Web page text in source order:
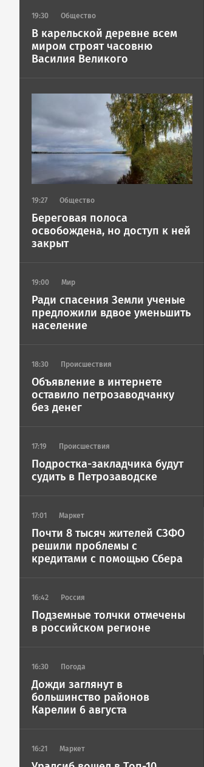
19:30 Общество
В карельской деревне всем
миром строят часовню
Василия Великого
19:27 Общество
Береговая полоса
освобождена, но доступ к ней
закрыт
19:00 Мир
Ради спасения Земли ученые
предложили вдвое уменьшить
население
18:30 Происшествия
Объявление в интернете
оставило петрозаводчанку
без денег
17:19 Происшествия
Подростка-закладчика будут
судить в Петрозаводске
17:01 Маркет
Почти 8 тысяч жителей СЗФО
решили проблемы с
кредитами с помощью Сбера
16:42 Россия
Подземные толчки отмечены
в российском регионе
16:30 Погода
Дожди заглянут в
большинство районов
Карелии 6 августа
16:21 Маркет